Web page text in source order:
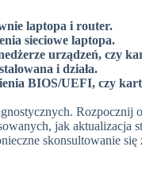
laptopa i router.
sieciowe laptopa.
urządzeń, czy
i działa.
BIOS/UEFI, czy
Rozpocznij
jak aktualizacja
skonsultowanie się